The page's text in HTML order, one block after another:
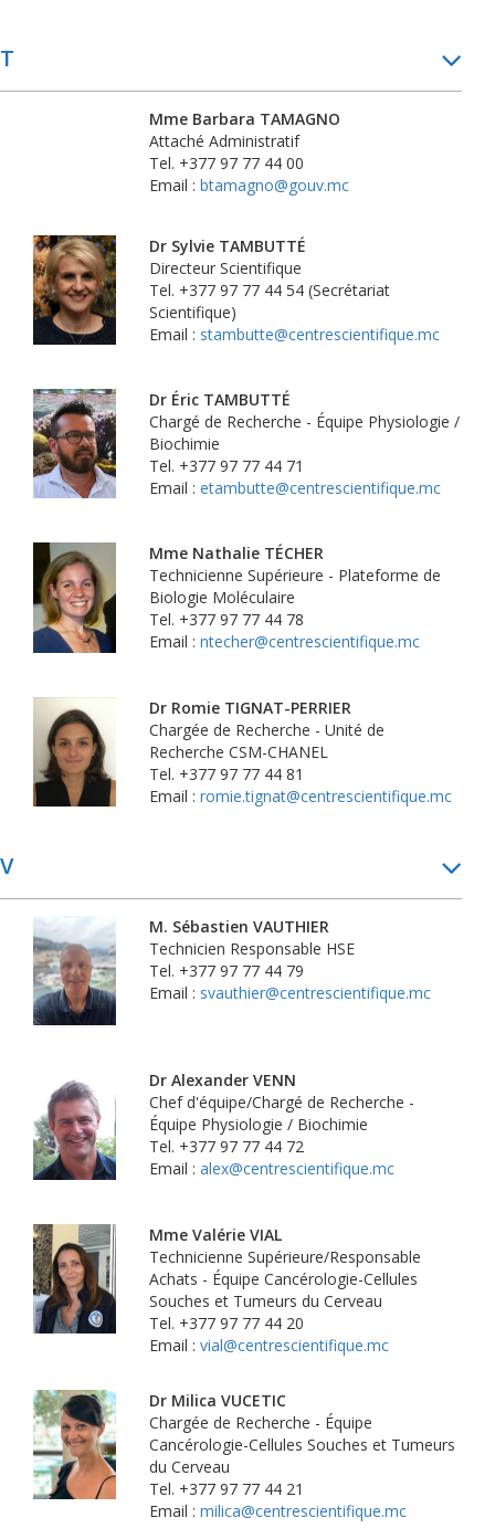
T
Mme Barbara TAMAGNO
Attaché Administratif
Tel. +377 97 77 44 00
Email : btamagno@gouv.mc
Dr Sylvie TAMBUTTÉ
Directeur Scientifique
Tel. +377 97 77 44 54 (Secrétariat
Scientifique)
Email : stambutte@centrescientifique.mc
Dr Éric TAMBUTTÉ
Chargé de Recherche - Équipe Physiologie /
Biochimie
Tel. +377 97 77 44 71
Email : etambutte@centrescientifique.mc
Mme Nathalie TÉCHER
Technicienne Supérieure - Plateforme de
Biologie Moléculaire
Tel. +377 97 77 44 78
Email : ntecher@centrescientifique.mc
Dr Romie TIGNAT-PERRIER
Chargée de Recherche - Unité de
Recherche CSM-CHANEL
Tel. +377 97 77 44 81
Email : romie.tignat@centrescientifique.mc
V
M. Sébastien VAUTHIER
Technicien Responsable HSE
Tel. +377 97 77 44 79
Email : svauthier@centrescientifique.mc
Dr Alexander VENN
Chef d'équipe/Chargé de Recherche -
Équipe Physiologie / Biochimie
Tel. +377 97 77 44 72
Email : alex@centrescientifique.mc
Mme Valérie VIAL
Technicienne Supérieure/Responsable
Achats - Équipe Cancérologie-Cellules
Souches et Tumeurs du Cerveau
Tel. +377 97 77 44 20
Email : vial@centrescientifique.mc
Dr Milica VUCETIC
Chargée de Recherche - Équipe
Cancérologie-Cellules Souches et Tumeurs
du Cerveau
Tel. +377 97 77 44 21
Email : milica@centrescientifique.mc